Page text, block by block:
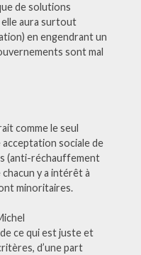
de solutions
elle aura surtout
en engendrant un
sont mal
comme le seul
acceptation sociale de
(anti-réchauffement
y a intérêt à
minoritaires.
ce qui est juste et
d’une part